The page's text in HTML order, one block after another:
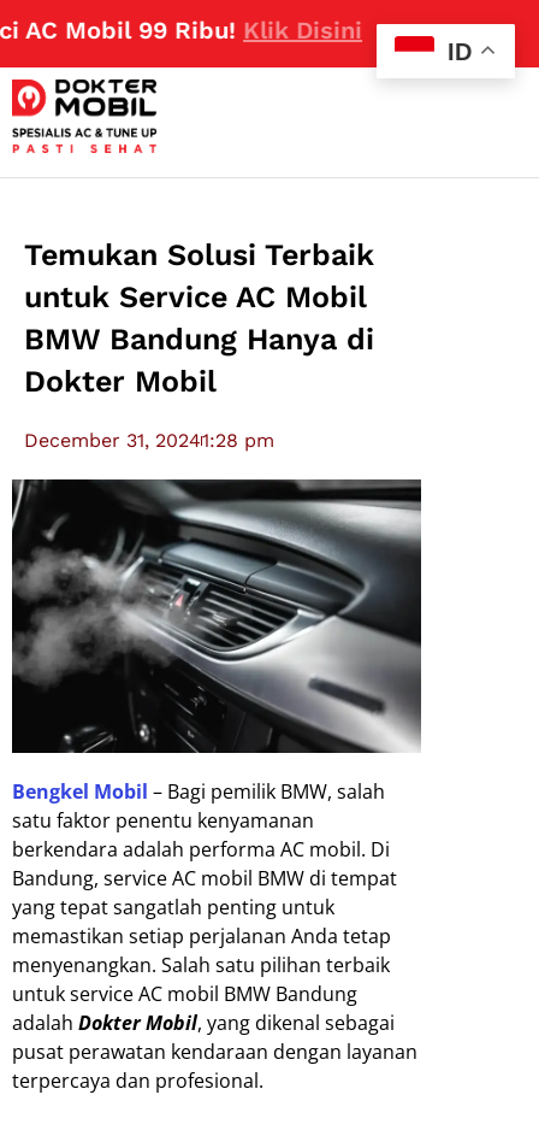
Mobil 99 Ribu!Klik Disini
Temukan Solusi Terbaik
untuk Service AC Mobil
BMW Bandung Hanya di
Dokter Mobil
December 31, 20241:28 pm
Bengkel Mobil – Bagi pemilik BMW, salah
satu faktor penentu kenyamanan
berkendara adalah performa AC mobil. Di
Bandung, service AC mobil BMW di tempat
yang tepat sangatlah penting untuk
memastikan setiap perjalanan Anda tetap
menyenangkan. Salah satu pilihan terbaik
untuk service AC mobil BMW Bandung
adalah Dokter Mobil, yang dikenal sebagai
pusat perawatan kendaraan dengan layanan
terpercaya dan profesional.
ID